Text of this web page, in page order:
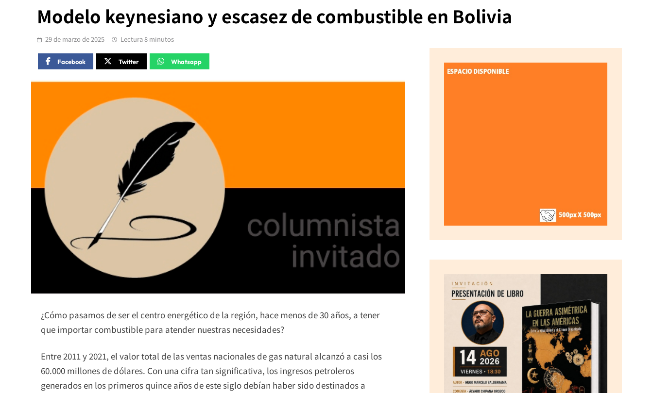
Modelo keynesiano y escasez de combustible en Bolivia
29 de marzo de 2025 Lectura 8 minutos
Facebook Twitter Whatsapp
¿Cómo pasamos de ser el centro energético de la región, hace menos de 30 años, a tener
que importar combustible para atender nuestras necesidades?
Entre 2011 y 2021, el valor total de las ventas nacionales de gas natural alcanzó a casi los
60.000 millones de dólares. Con una cifra tan significativa, los ingresos petroleros
generados en los primeros quince años de este siglo debían haber sido destinados a